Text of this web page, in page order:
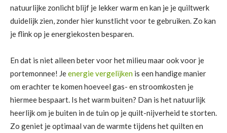
natuurlijke zonlicht blijf je lekker warm en kan je je quiltwerk
duidelijk zien, zonder hier kunstlicht voor te gebruiken. Zo kan
je flink op je energiekosten besparen.
En dat is niet alleen beter voor het milieu maar ook voor je
portemonnee! Jeenergie vergelijken is een handige manier
om erachter te komen hoeveel gas- en stroomkosten je
hiermee bespaart. Is het warm buiten? Dan is het natuurlijk
heerlijk om je buiten in de tuin op je quilt-nijverheid te storten.
Zo geniet je optimaal van de warmte tijdens het quilten en